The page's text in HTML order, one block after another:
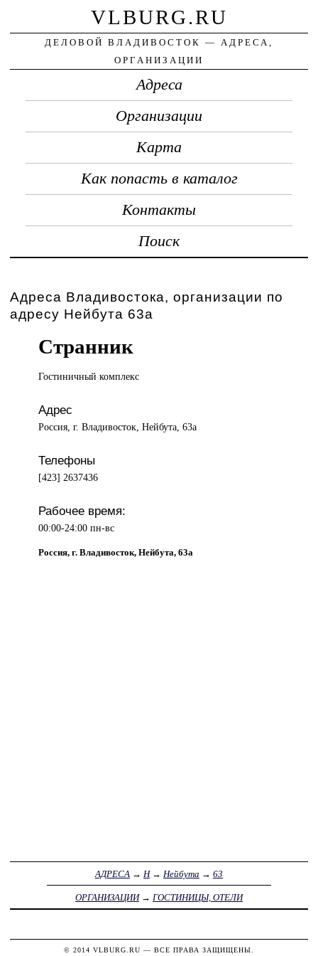
VLBURG.RU
ДЕЛОВОЙ ВЛАДИВОСТОК — АДРЕСА,
ОРГАНИЗАЦИИ
Адреса
Организации
Карта
Как попасть в каталог
Контакты
Поиск
Адреса Владивостока, организации по
адресу Нейбута 63а
Странник
Гостиничный комплекс
Адрес
Россия, г. Владивосток, Нейбута, 63а
Телефоны
[423] 2637436
Рабочее время:
00:00-24:00 пн-вс
Россия, г. Владивосток, Нейбута, 63а
АДРЕСА → Н→ Нейбута → 63
ОРГАНИЗАЦИИ→ ГОСТИНИЦЫ, ОТЕЛИ
© 2014 VLBURG.RU — ВСЕ ПРАВА ЗАЩИЩЕНЫ.